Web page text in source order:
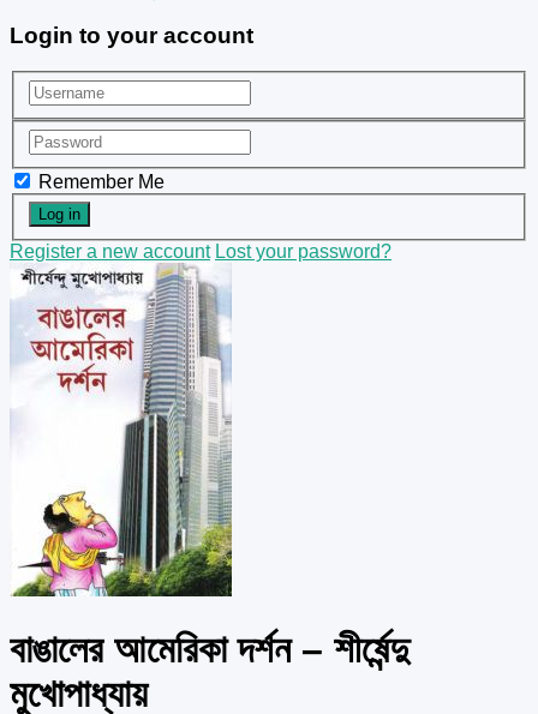
Login to your account
Remember Me
Register a new account Lost your password?
বাঙালের আমেরিকা দর্শন – শীর্ষেন্দু
মুখোপাধ্যায়